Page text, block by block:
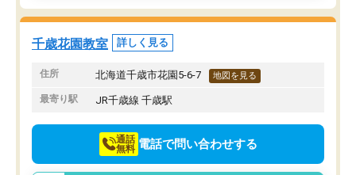
千歳花園教室 詳しく見る
住所 北海道千歳市花園5-6-7 地図を見る
最寄り駅 JR千歳線 千歳駅
通話
無料 電話で問い合わせする